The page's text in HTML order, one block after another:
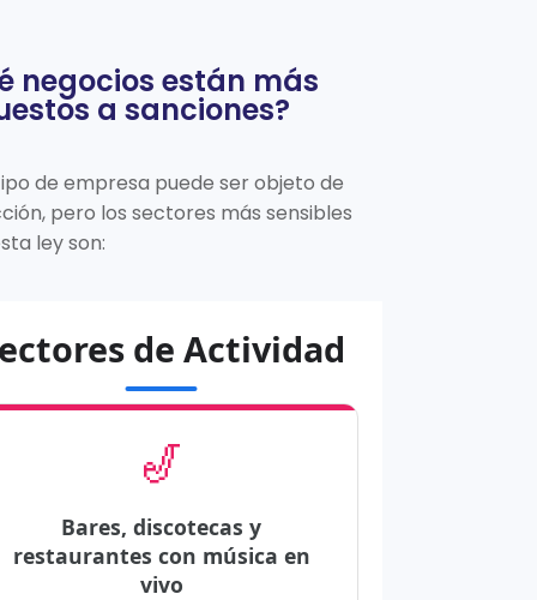
negocios están más
a sanciones?
de empresa puede ser objeto de
pero los sectores más sensibles
ley son:
de Actividad
🎷
Bares, discotecas y
restaurantes con música en
vivo